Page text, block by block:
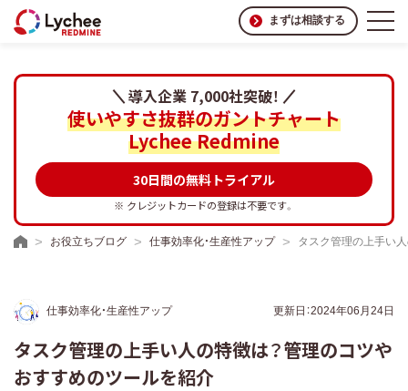
まずは相談する
導入企業 7,000社突破！
使いやすさ抜群のガントチャート
Lychee Redmine
30日間の無料トライアル
※ クレジットカードの登録は不要です。
お役立ちブログ 仕事効率化・生産性アップ タスク管理の上手い
仕事効率化・生産性アップ 更新日：2024年06月24日
タスク管理の上手い人の特徴は？管理のコツや
おすすめのツールを紹介